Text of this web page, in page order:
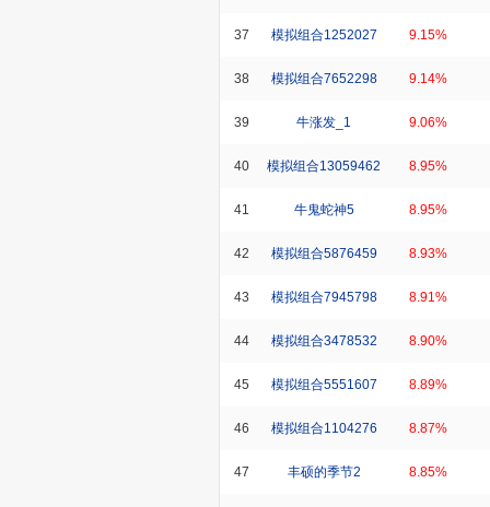
37 模拟组合1252027 9.15%
38 模拟组合7652298 9.14%
39 牛涨发_1 9.06%
40 模拟组合13059462 8.95%
41 牛鬼蛇神5 8.95%
42 模拟组合5876459 8.93%
43 模拟组合7945798 8.91%
44 模拟组合3478532 8.90%
45 模拟组合5551607 8.89%
46 模拟组合1104276 8.87%
47 丰硕的季节2 8.85%